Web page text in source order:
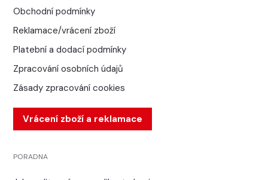
Obchodní podmínky
Reklamace/vrácení zboží
Platební a dodací podmínky
Zpracování osobních údajů
Zásady zpracování cookies
Vrácení zboží a reklamace
PORADNA